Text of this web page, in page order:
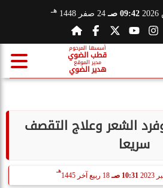
09:42 صـ 24 صفر 1448 هـ
أسسها المرحوم
قطب الضوي
مدير الموقع
هدير الضوي
الشعر وعلاج التقصف
سريعا
10:31 صـ 18 ربيع آخر 1445
هـ